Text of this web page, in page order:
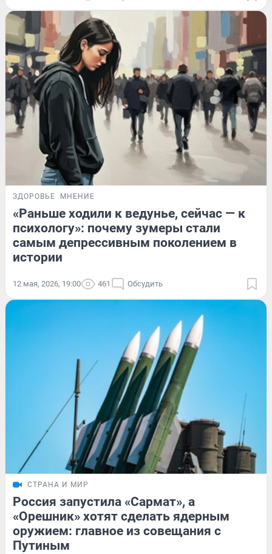
ЗДОРОВЬЕ МНЕНИЕ
«Раньше ходили к ведунье, сейчас — к
психологу»: почему зумеры стали
самым депрессивным поколением в
истории
12 мая, 2026, 19:00 461 Обсудить
СТРАНА И МИР
Россия запустила «Сармат», а
«Орешник» хотят сделать ядерным
оружием: главное из совещания с
Путиным